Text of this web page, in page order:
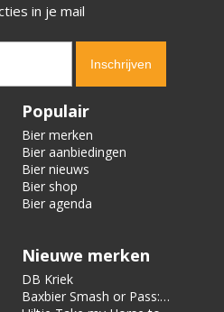
in je mail
Populair
Bier merken
Bier aanbiedingen
Bier nieuws
Bier shop
Bier agenda
Nieuwe merken
DB Kriek
Baxbier Smash or Pass: